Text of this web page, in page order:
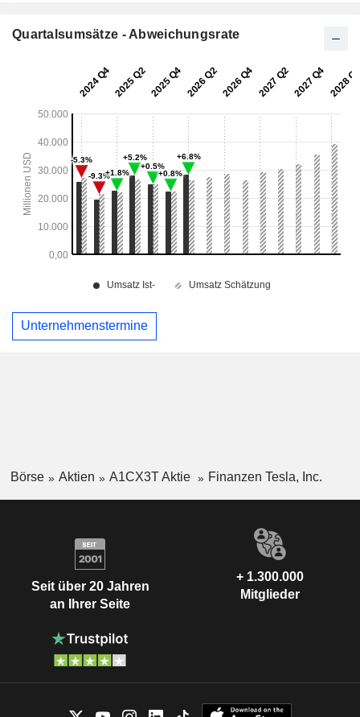
Quartalsumsätze - Abweichungsrate
Unternehmenstermine
Börse Aktien A1CX3T Aktie Finanzen Tesla, Inc.
Seit über 20 Jahren
an Ihrer Seite
+ 1.300.000
Mitglieder